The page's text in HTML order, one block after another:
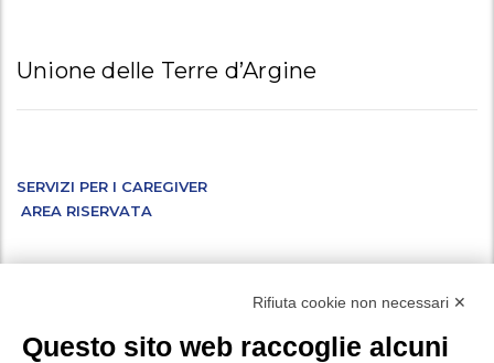
Unione delle Terre d’Argine
SERVIZI PER I CAREGIVER
AREA RISERVATA
Rifiuta cookie non necessari ✕
Questo sito web raccoglie alcuni